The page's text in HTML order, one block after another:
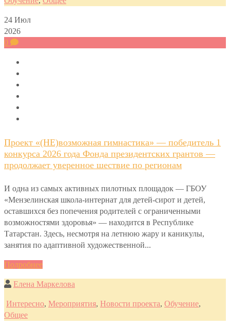
24 Июл
2026
0
Проект «(НЕ)возможная гимнастика» — победитель 1
конкурса 2026 года Фонда президентских грантов —
продолжает уверенное шествие по регионам
И одна из самых активных пилотных площадок — ГБОУ
«Мензелинская школа-интернат для детей-сирот и детей,
оставшихся без попечения родителей с ограниченными
возможностями здоровья» — находится в Республике
Татарстан. Здесь, несмотря на летнюю жару и каникулы,
занятия по адаптивной художественной...
Подробнее
Елена Маркелова
Интересно, Мероприятия, Новости проекта, Обучение,
Общее